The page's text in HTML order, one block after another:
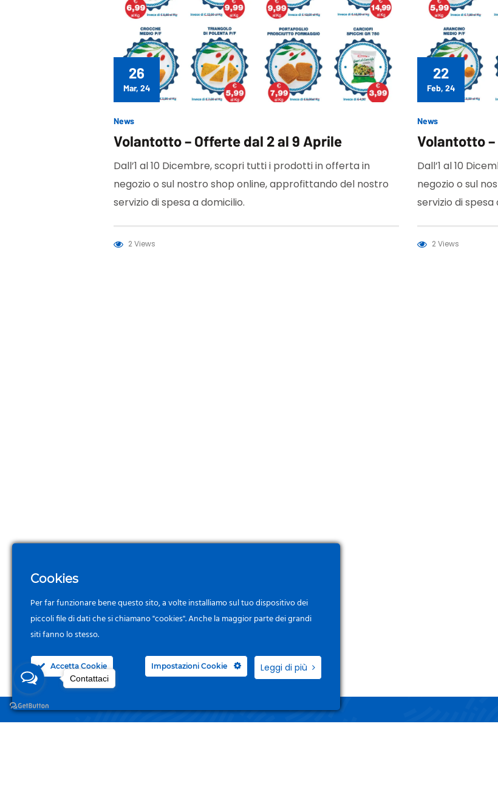
26
Mar, 24
News
Volantotto – Offerte dal 2 al 9 Aprile
Dall’1 al 10 Dicembre, scopri tutti i prodotti in offerta in
negozio o sul nostro shop online, approfittando del nostro
servizio di spesa a domicilio.
2 Views
22
Feb, 24
News
Volantotto –
Dall’1 al 10
negozio o sul
servizio di spesa
2 Views
Cookies
Per far funzionare bene questo sito, a volte installiamo sul tuo dispositivo dei
piccoli file di dati che si chiamano "cookies". Anche la maggior parte dei grandi
siti fanno lo stesso.
Accetta Cookie Leggi di più
Impostazioni Cookie
Contattaci